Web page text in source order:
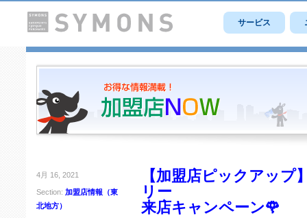
サービス
4月 16, 2021
Section: 加盟店情報（東
北地方）
【加盟店ピックアップ
リー
来店キャンペーン🌹